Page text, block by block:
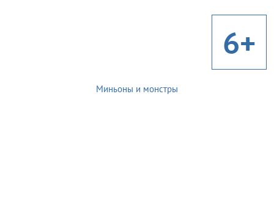
6+
Миньоны и монстры